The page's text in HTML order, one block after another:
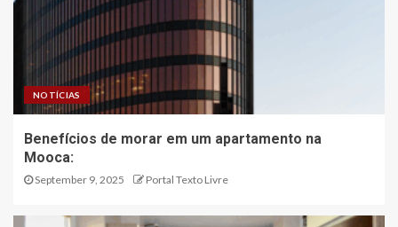
NOTÍCIAS
Benefícios de morar em um apartamento na
Mooca:
September 9, 2025 Portal Texto Livre